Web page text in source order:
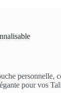
personnelle,
pour vos